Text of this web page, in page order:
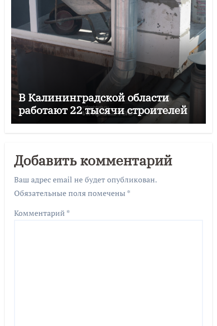
В Калининградской области
работают 22 тысячи строителей
Добавить комментарий
Ваш адрес email не будет опубликован.
Обязательные поля помечены *
Комментарий *